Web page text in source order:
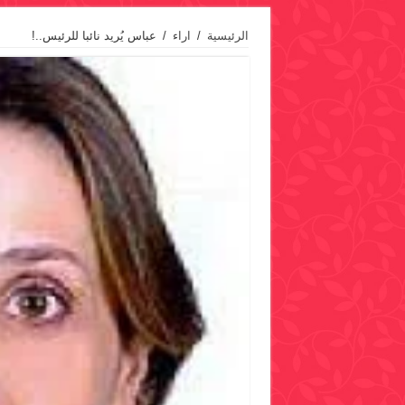
الرئيسية / اراء / عباس يُريد نائبا للرئيس..!